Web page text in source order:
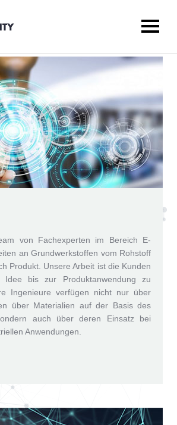
von Fachexperten im Bereich E-
an Grundwerkstoffen vom Rohstoff
Produkt. Unsere Arbeit ist die Kunden
bis zur Produktanwendung zu
Ingenieure verfügen nicht nur über
über Materialien auf der Basis des
auch über deren Einsatz bei
Anwendungen.